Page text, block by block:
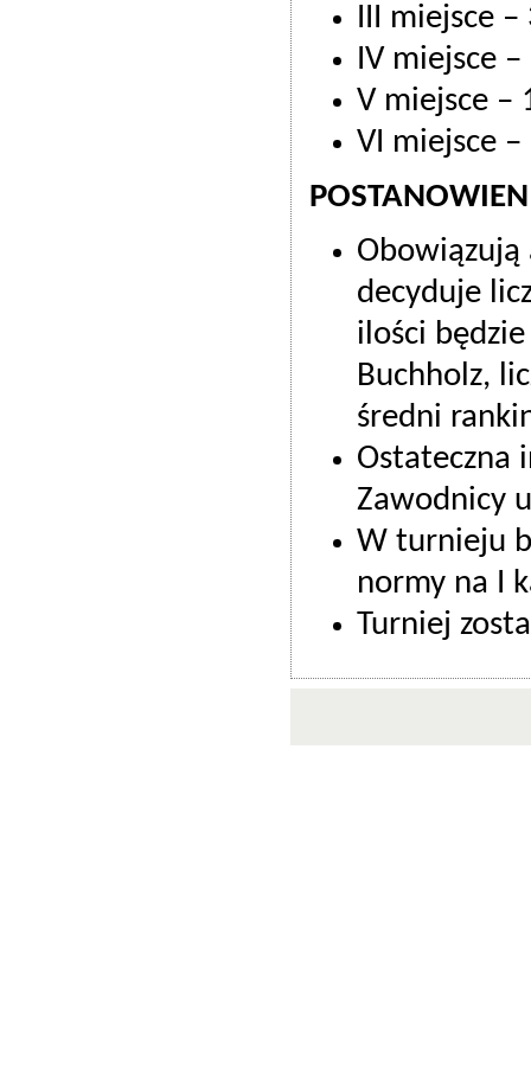
III miejsce –
IV miejsce –
V miejsce –
VI miejsce –
Obowiązują
decyduje
ilości
Buchholz,
średni
Ostateczna
Zawodnicy
W turnieju
normy na I
Turniej